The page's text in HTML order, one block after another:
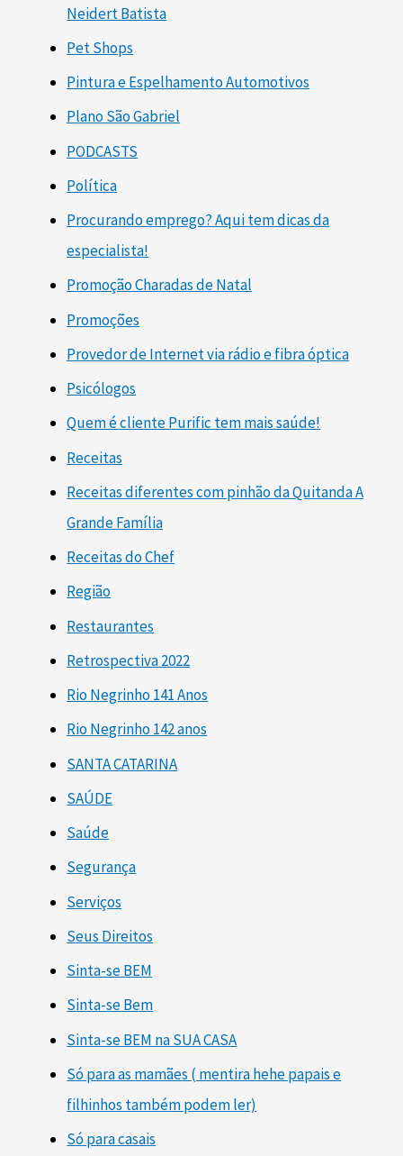
Neidert Batista
Pet Shops
Pintura e Espelhamento Automotivos
Plano São Gabriel
PODCASTS
Política
Procurando emprego? Aqui tem dicas da
especialista!
Promoção Charadas de Natal
Promoções
Provedor de Internet via rádio e fibra óptica
Psicólogos
Quem é cliente Purific tem mais saúde!
Receitas
Receitas diferentes com pinhão da Quitanda A
Grande Família
Receitas do Chef
Região
Restaurantes
Retrospectiva 2022
Rio Negrinho 141 Anos
Rio Negrinho 142 anos
SANTA CATARINA
SAÚDE
Saúde
Segurança
Serviços
Seus Direitos
Sinta-se BEM
Sinta-se Bem
Sinta-se BEM na SUA CASA
Só para as mamães ( mentira hehe papais e
filhinhos também podem ler)
Só para casais